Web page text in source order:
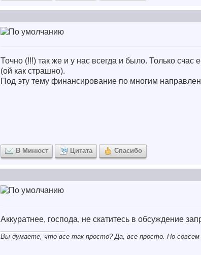
Точно (!!!) так же и у нас всегда и было. Только
(ой как страшно).
Под эту тему финансирование по многим
В Минюст Цитата Спасибо
Аккуратнее, господа, не скатитесь в обсуждение
Вы думаете, что все так просто? Да, все просто. Но